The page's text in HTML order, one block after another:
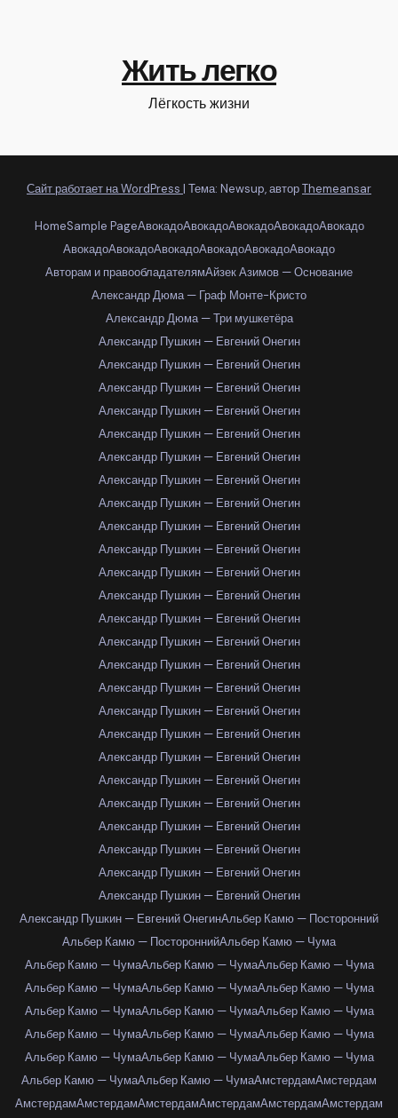
Жить легко
Лёгкость жизни
Сайт работает на WordPress | Тема: Newsup, авторThemeansar
HomeSample PageАвокадоАвокадоАвокадоАвокадоАвокадо
АвокадоАвокадоАвокадоАвокадоАвокадоАвокадо
Авторам и правообладателямАйзек Азимов — Основание
Александр Дюма — Граф Монте-Кристо
Александр Дюма — Три мушкетёра
Александр Пушкин — Евгений Онегин
Александр Пушкин — Евгений Онегин
Александр Пушкин — Евгений Онегин
Александр Пушкин — Евгений Онегин
Александр Пушкин — Евгений Онегин
Александр Пушкин — Евгений Онегин
Александр Пушкин — Евгений Онегин
Александр Пушкин — Евгений Онегин
Александр Пушкин — Евгений Онегин
Александр Пушкин — Евгений Онегин
Александр Пушкин — Евгений Онегин
Александр Пушкин — Евгений Онегин
Александр Пушкин — Евгений Онегин
Александр Пушкин — Евгений Онегин
Александр Пушкин — Евгений Онегин
Александр Пушкин — Евгений Онегин
Александр Пушкин — Евгений Онегин
Александр Пушкин — Евгений Онегин
Александр Пушкин — Евгений Онегин
Александр Пушкин — Евгений Онегин
Александр Пушкин — Евгений Онегин
Александр Пушкин — Евгений Онегин
Александр Пушкин — Евгений Онегин
Александр Пушкин — Евгений Онегин
Александр Пушкин — Евгений Онегин
Александр Пушкин — Евгений ОнегинАльбер Камю — Посторонний
Альбер Камю — ПостороннийАльбер Камю — Чума
Альбер Камю — ЧумаАльбер Камю — ЧумаАльбер Камю — Чума
Альбер Камю — ЧумаАльбер Камю — ЧумаАльбер Камю — Чума
Альбер Камю — ЧумаАльбер Камю — ЧумаАльбер Камю — Чума
Альбер Камю — ЧумаАльбер Камю — ЧумаАльбер Камю — Чума
Альбер Камю — ЧумаАльбер Камю — ЧумаАльбер Камю — Чума
Альбер Камю — ЧумаАльбер Камю — ЧумаАмстердамАмстердам
АмстердамАмстердамАмстердамАмстердамАмстердамАмстердам